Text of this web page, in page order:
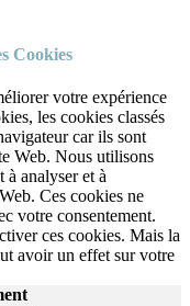
Cookies
votre expérience
les cookies classés
car ils sont
Web. Nous utilisons
à analyser et à
Ces cookies ne
votre consentement.
ces cookies. Mais la
avoir un effet sur votre